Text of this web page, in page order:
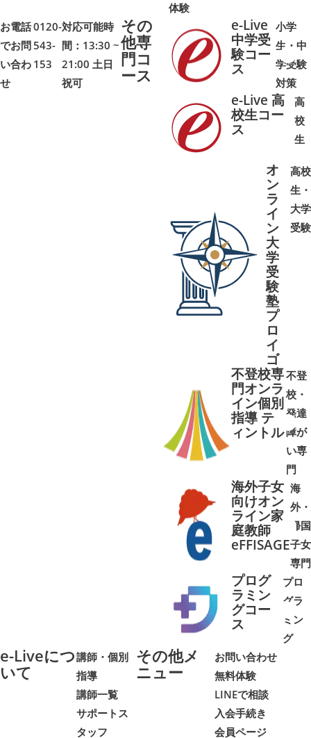
体験
お電話
でお問
い合わ
せ
0120-
543-
153
対応可能時
間：13:30 ~
21:00 土日
祝可
その
他専
門コ
ース
e-Live
中学受
験コー
ス
小学
生・中
学受験
対策
➜➜
e-Live 高
校生コー
ス
高
校
生
➜➜
オ
ン
ラ
イ
ン
大
学
受
験
塾
プ
ロ
イ
ゴ
高校
生・
大学
受験
不登校専
門オンラ
イン個別
指導 テ
ィントル
不登
校・
発達
障が
い専
門
➜➜
海外子女
向けオン
ライン家
庭教師
eFFISAGE
海
外・
帰国
子女
専門
➜➜
プログ
ラミン
グコー
ス
プロ
グラ
ミン
グ
➜➜
e-Liveにつ
いて
講師・個別
指導
講師一覧
サポートス
タッフ
その他メ
ニュー
お問い合わせ
無料体験
LINEで相談
入会手続き
会員ページ